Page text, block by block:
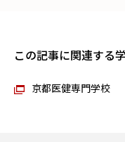
この記事に関連する
京都医健専門学校